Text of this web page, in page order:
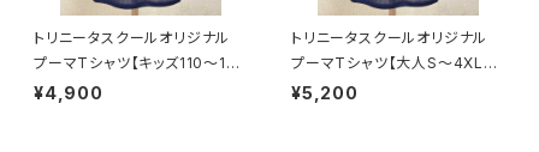
トリニータスクールオリジナル
プーマTシャツ【キッズ110～16
0】※受注生産（納期約1.5か月）
¥4,900
トリニータスクールオリジナル
プーマTシャツ【大人S～4XL】
※受注生産（納期約1.5か月）
¥5,200